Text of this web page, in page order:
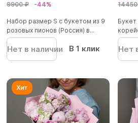
9900 ₽ -44%
Набор размер S с букетом из 9
розовых пионов (Россия) в...
Нет в наличии В 1 клик
Букет
Нет